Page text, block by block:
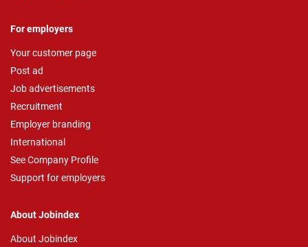
For employers
Your customer page
Post ad
Job advertisements
Recruitment
Employer branding
International
See Company Profile
Support for employers
About Jobindex
About Jobindex